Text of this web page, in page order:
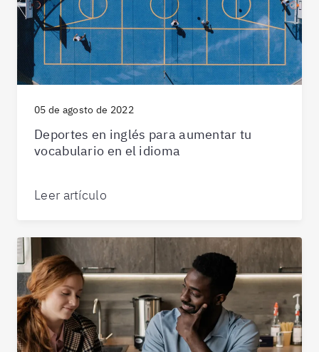
05 de agosto de 2022
Deportes en inglés para aumentar tu
vocabulario en el idioma
Leer artículo